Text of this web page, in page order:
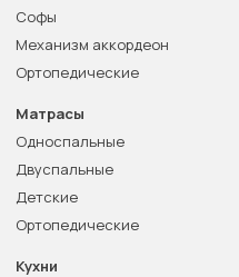
Софы
Механизм аккордеон
Ортопедические
Матрасы
Односпальные
Двуспальные
Детские
Ортопедические
Кухни